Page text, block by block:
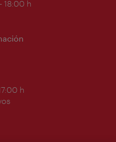
18:00 h
h